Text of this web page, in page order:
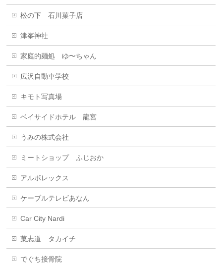
松の下 石川菓子店
津峯神社
家庭的麺処 ゆ〜ちゃん
広沢自動車学校
キモト写真場
ベイサイドホテル 龍宮
うみの株式会社
ミートショップ ふじおか
アルボレックス
ケーブルテレビあなん
Car City Nardi
菓志道 タカイチ
でぐち接骨院